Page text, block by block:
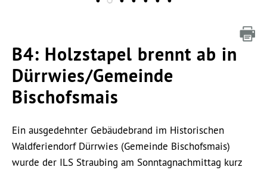
B4: Holzstapel brennt ab in
Dürrwies/Gemeinde
Bischofsmais
Ein ausgedehnter Gebäudebrand im Historischen
Waldferiendorf Dürrwies (Gemeinde Bischofsmais)
wurde der ILS Straubing am Sonntagnachmittag kurz